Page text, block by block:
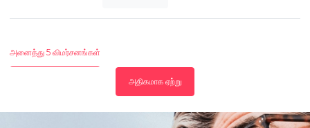
அனைத்து 5 விமர்சனங்கள்
அதிகமாக ஏற்று